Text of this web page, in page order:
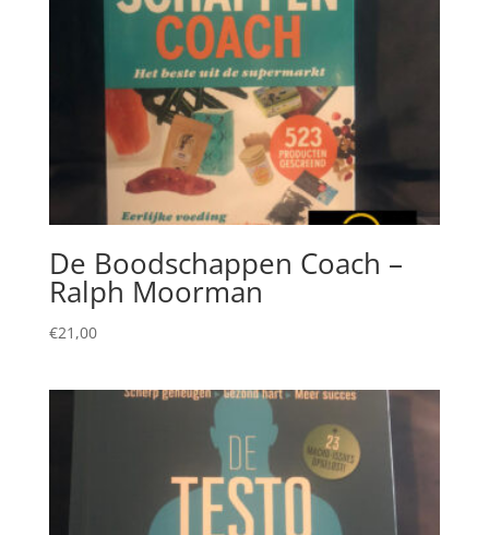
De Boodschappen Coach –
Ralph Moorman
€21,00